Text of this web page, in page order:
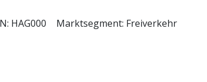
HAG000 Marktsegment: Freiverkehr